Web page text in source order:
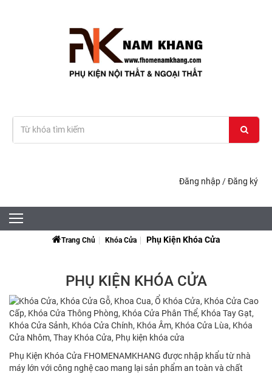
Đăng nhập /Đăng ký
Trang Chủ Khóa Cửa Phụ Kiện Khóa Cửa
PHỤ KIỆN KHÓA CỬA
Phụ Kiện Khóa Cửa FHOMENAMKHANG được nhập khẩu từ nhà
máy lớn với công nghệ cao mang lại sản phẩm an toàn và chất